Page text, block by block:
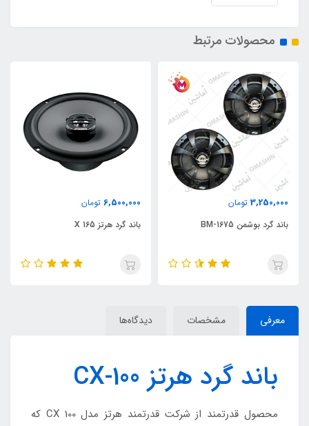
محصولات مرتبط
3,250,000 تومان
باند گرد بوشمن BM-1675
6,500,000 تومان
باند گرد هرتز X 165
معرفی مشخصات دیدگاه‌ها
باند گرد هرتز CX-100
محصول قدرتمند از شرکت قدرتمند هرتز مدل CX 100 که